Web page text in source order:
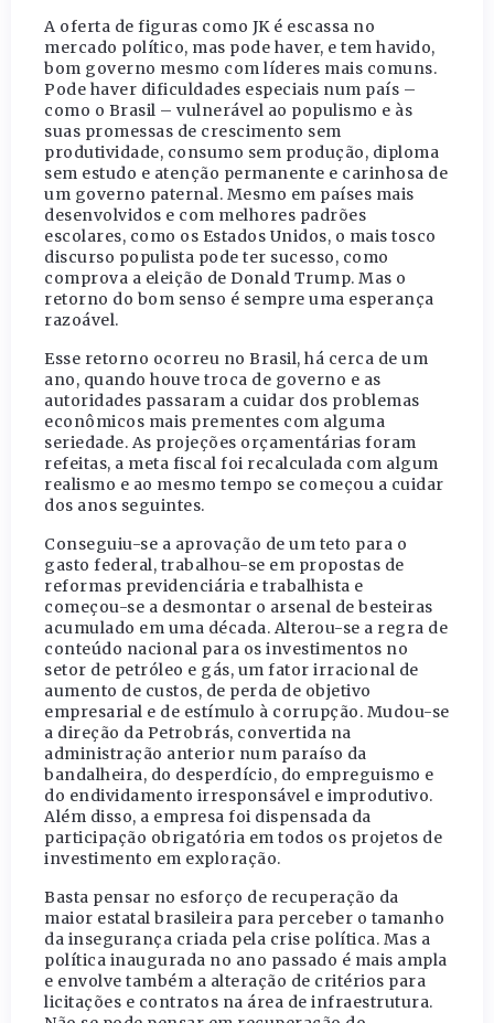
A oferta de figuras como JK é escassa no
mercado político, mas pode haver, e tem havido,
bom governo mesmo com líderes mais comuns.
Pode haver dificuldades especiais num país –
como o Brasil – vulnerável ao populismo e às
suas promessas de crescimento sem
produtividade, consumo sem produção, diploma
sem estudo e atenção permanente e carinhosa de
um governo paternal. Mesmo em países mais
desenvolvidos e com melhores padrões
escolares, como os Estados Unidos, o mais tosco
discurso populista pode ter sucesso, como
comprova a eleição de Donald Trump. Mas o
retorno do bom senso é sempre uma esperança
razoável.
Esse retorno ocorreu no Brasil, há cerca de um
ano, quando houve troca de governo e as
autoridades passaram a cuidar dos problemas
econômicos mais prementes com alguma
seriedade. As projeções orçamentárias foram
refeitas, a meta fiscal foi recalculada com algum
realismo e ao mesmo tempo se começou a cuidar
dos anos seguintes.
Conseguiu-se a aprovação de um teto para o
gasto federal, trabalhou-se em propostas de
reformas previdenciária e trabalhista e
começou-se a desmontar o arsenal de besteiras
acumulado em uma década. Alterou-se a regra de
conteúdo nacional para os investimentos no
setor de petróleo e gás, um fator irracional de
aumento de custos, de perda de objetivo
empresarial e de estímulo à corrupção. Mudou-se
a direção da Petrobrás, convertida na
administração anterior num paraíso da
bandalheira, do desperdício, do empreguismo e
do endividamento irresponsável e improdutivo.
Além disso, a empresa foi dispensada da
participação obrigatória em todos os projetos de
investimento em exploração.
Basta pensar no esforço de recuperação da
maior estatal brasileira para perceber o tamanho
da insegurança criada pela crise política. Mas a
política inaugurada no ano passado é mais ampla
e envolve também a alteração de critérios para
licitações e contratos na área de infraestrutura.